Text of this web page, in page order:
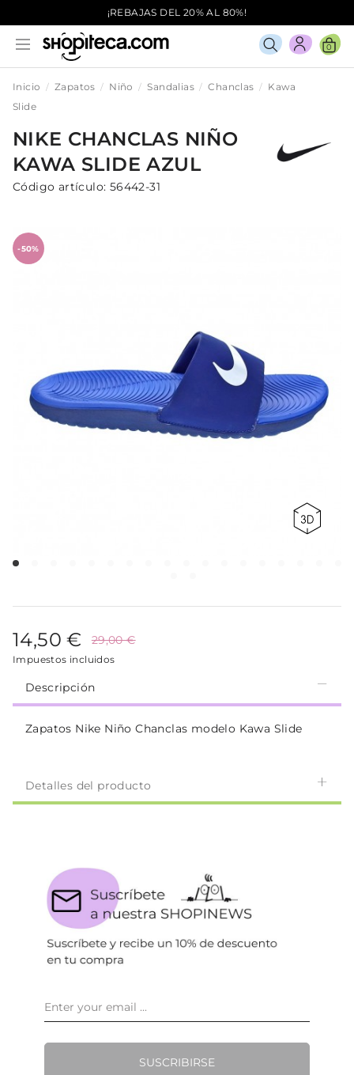
¡REBAJAS DEL 20% AL 80%!
0
Inicio Zapatos Niño Sandalias Chanclas
Kawa
Slide
NIKE CHANCLAS NIÑO
KAWA SLIDEAZUL
Código artículo: 56442-31
-50%
14,50 € 29,00 €
Impuestos incluidos
Descripción
Zapatos Nike Niño Chanclas modelo Kawa Slide
Detalles del producto
SUSCRIBIRSE